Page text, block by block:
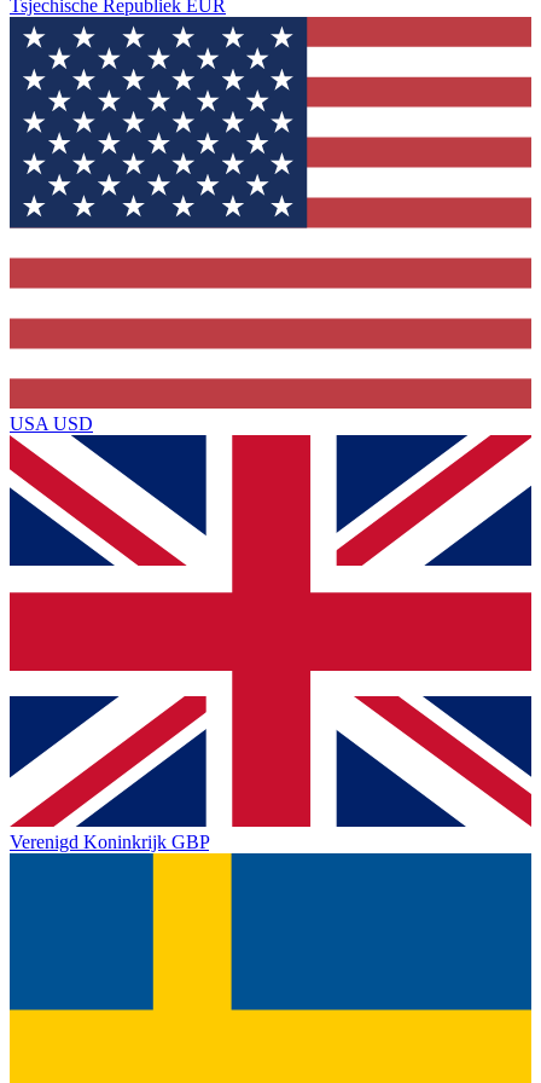
Tsjechische Republiek EUR
USA USD
Verenigd Koninkrijk GBP